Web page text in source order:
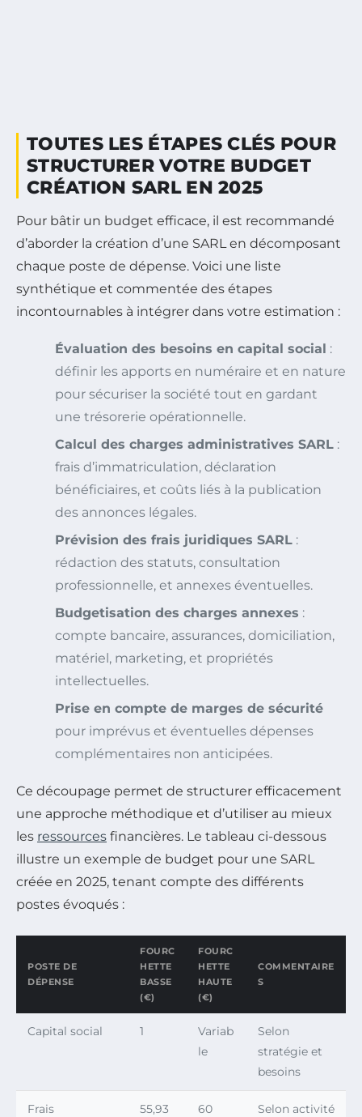
TOUTES LES ÉTAPES CLÉS POUR
STRUCTURER VOTRE BUDGET
CRÉATION SARL EN 2025
Pour bâtir un budget efficace, il est recommandé
d’aborder la création d’une SARL en décomposant
chaque poste de dépense. Voici une liste
synthétique et commentée des étapes
incontournables à intégrer dans votre estimation :
Évaluation des besoins en capital social :
définir les apports en numéraire et en nature
pour sécuriser la société tout en gardant
une trésorerie opérationnelle.
Calcul des charges administratives SARL :
frais d’immatriculation, déclaration
bénéficiaires, et coûts liés à la publication
des annonces légales.
Prévision des frais juridiques SARL :
rédaction des statuts, consultation
professionnelle, et annexes éventuelles.
Budgetisation des charges annexes :
compte bancaire, assurances, domiciliation,
matériel, marketing, et propriétés
intellectuelles.
Prise en compte de marges de sécurité
pour imprévus et éventuelles dépenses
complémentaires non anticipées.
Ce découpage permet de structurer efficacement
une approche méthodique et d’utiliser au mieux
les ressources financières. Le tableau ci-dessous
illustre un exemple de budget pour une SARL
créée en 2025, tenant compte des différents
postes évoqués :
POSTE DE
DÉPENSE
FOURC
HETTE
BASSE
(€)
FOURC
HETTE
HAUTE
(€)
COMMENTAIRE
S
Capital social 1
Variab
le
Selon
stratégie et
besoins
Frais
55,93 60
Selon activité